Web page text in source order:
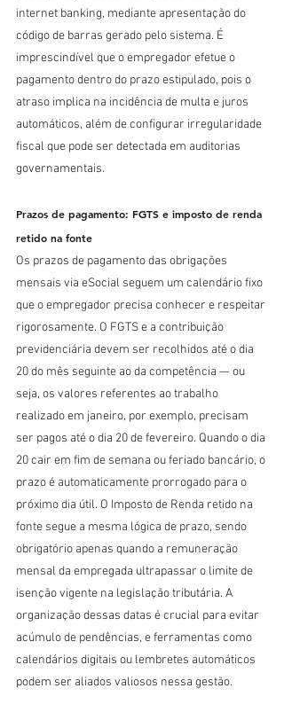
internet banking, mediante apresentação do
código de barras gerado pelo sistema. É
imprescindível que o empregador efetue o
pagamento dentro do prazo estipulado, pois o
atraso implica na incidência de multa e juros
automáticos, além de configurar irregularidade
fiscal que pode ser detectada em auditorias
governamentais.
Prazos de pagamento: FGTS e imposto de renda
retido na fonte
Os prazos de pagamento das obrigações
mensais via eSocial seguem um calendário fixo
que o empregador precisa conhecer e respeitar
rigorosamente. O FGTS e a contribuição
previdenciária devem ser recolhidos até o dia
20 do mês seguinte ao da competência — ou
seja, os valores referentes ao trabalho
realizado em janeiro, por exemplo, precisam
ser pagos até o dia 20 de fevereiro. Quando o dia
20 cair em fim de semana ou feriado bancário, o
prazo é automaticamente prorrogado para o
próximo dia útil. O Imposto de Renda retido na
fonte segue a mesma lógica de prazo, sendo
obrigatório apenas quando a remuneração
mensal da empregada ultrapassar o limite de
isenção vigente na legislação tributária. A
organização dessas datas é crucial para evitar
acúmulo de pendências, e ferramentas como
calendários digitais ou lembretes automáticos
podem ser aliados valiosos nessa gestão.